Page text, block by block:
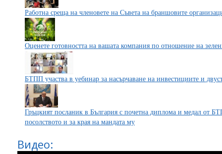
Работна среща на членовете на Съвета на браншовите
Оценете готовността на вашата компания по отношение на
БТПП участва в уебинар за насърчаване на инвестициите и
Гръцкият посланик в България с почетна диплома и медал от
посолството и за края на мандата му
Видео: